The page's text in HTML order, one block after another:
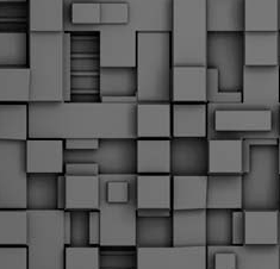
Με την απόφαση αυτή, το ΣτΕ
των δημοσίων
επικυρώνοντας την
αντιδράσεις της ΑΔΕΔΥ
Το ΣτΕ απέρριψε οριστικά την
για την επαναφορά
Πάσχα και θερινής άδειας (13ος
εργαζόμενους του δημόσιου τομέα,
δεκαετιών που αφορούσε
Γνωστοποίηση έκδοσης